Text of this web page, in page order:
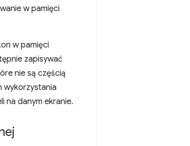
w pamięci
w pamięci
zapisywać
nie są częścią
wykorzystania
na danym ekranie.